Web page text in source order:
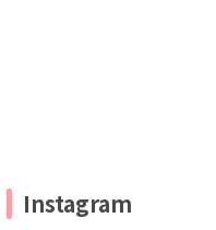
Instagram